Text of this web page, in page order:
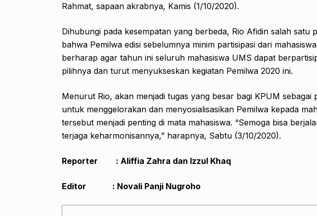
Rahmat, sapaan akrabnya, Kamis (1/10/2020).
Dihubungi pada kesempatan yang berbeda, Rio Afidin salah satu
bahwa Pemilwa edisi sebelumnya minim partisipasi dari
berharap agar tahun ini seluruh mahasiswa UMS dapat
pilihnya dan turut menyukseskan kegiatan Pemilwa 2020 ini.
Menurut Rio, akan menjadi tugas yang besar bagi KPUM sebagai
untuk menggelorakan dan menyosialisasikan Pemilwa kepada
tersebut menjadi penting di mata mahasiswa. “Semoga bisa
terjaga keharmonisannya,” harapnya, Sabtu (3/10/2020).
Reporter : Aliffia Zahra dan Izzul Khaq
Editor : Novali Panji Nugroho